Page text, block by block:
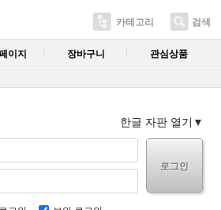
카테고리 검색
이지 장바구니 관심상품
한글 자판 열기
로그인